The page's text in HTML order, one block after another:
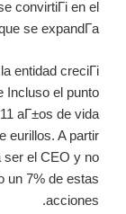
convirtiГі en el
se expandГ­a.
entidad creciГі
Incluso el punto
aГ±os de vida
eurillos. A partir
ser el CEO y no
un 7% de estas
acciones.